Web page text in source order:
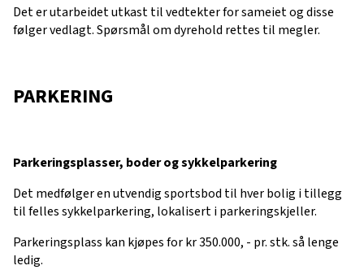
Det er utarbeidet utkast til vedtekter for sameiet og disse
følger vedlagt. Spørsmål om dyrehold rettes til megler.
PARKERING
Parkeringsplasser, boder og sykkelparkering
Det medfølger en utvendig sportsbod til hver bolig i tillegg
til felles sykkelparkering, lokalisert i parkeringskjeller.
Parkeringsplass kan kjøpes for kr 350.000, - pr. stk. så lenge
ledig.